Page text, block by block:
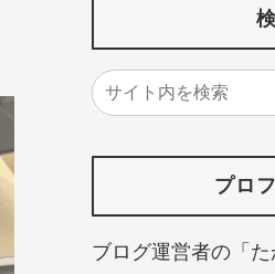
プロ
ブログ運営者の「た